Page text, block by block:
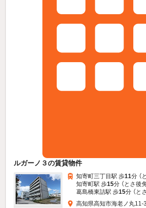
ルガーノ３の賃貸物件
知寄町三丁目駅 歩11分 （
知寄町駅 歩15分 （とさ後
葛島橋東詰駅 歩15分 （と
高知県高知市海老ノ丸11-3